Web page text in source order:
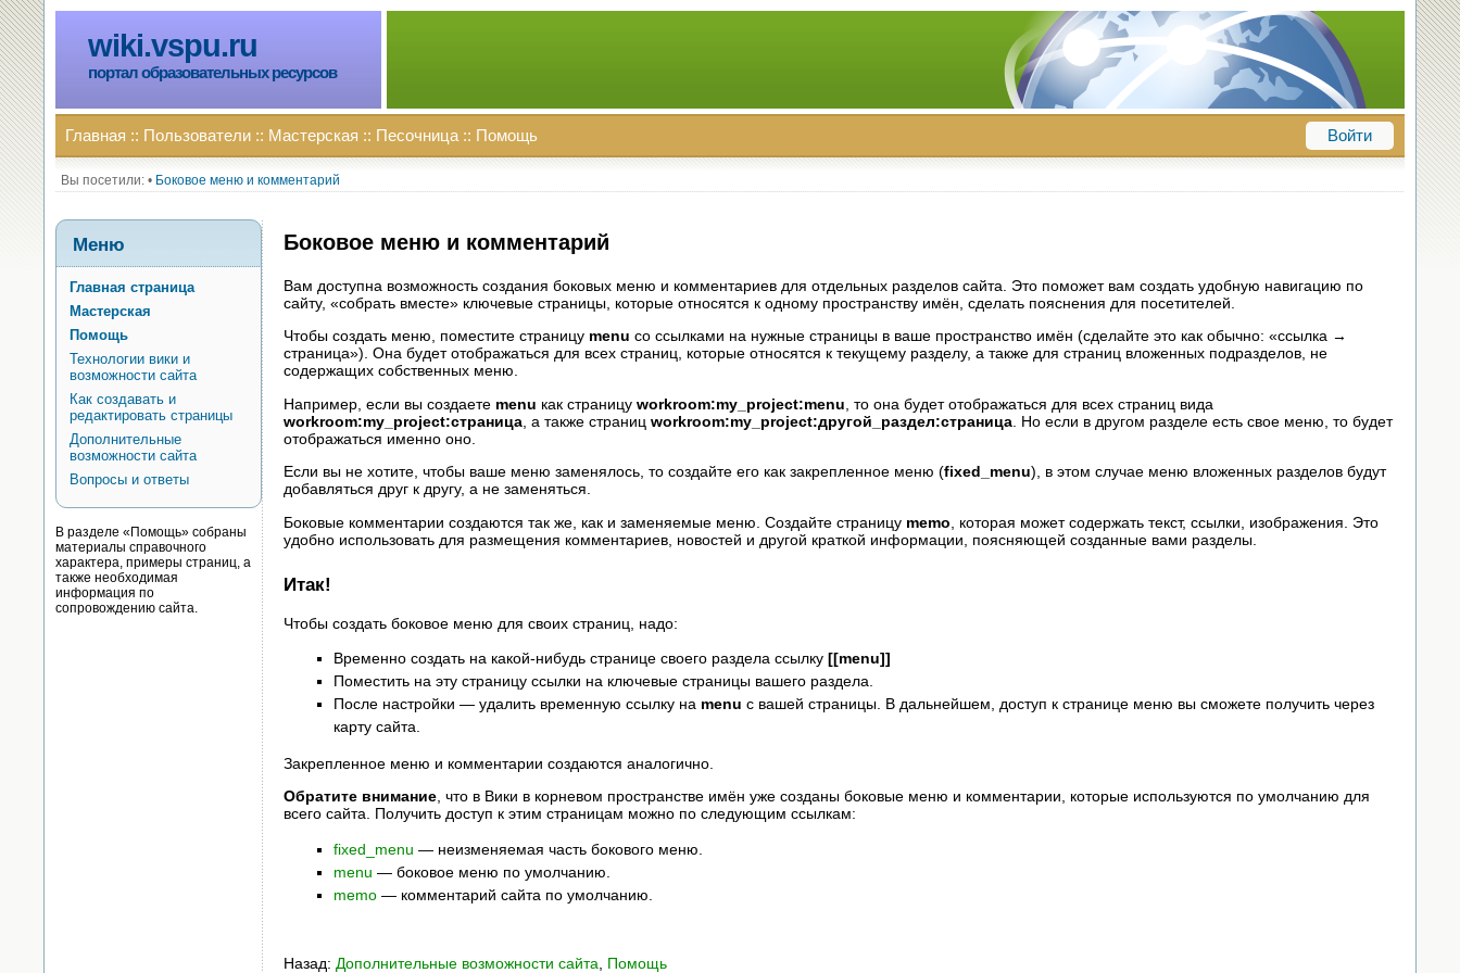
wiki.vspu.ru
портал образовательных ресурсов
Главная :: Пользователи :: Мастерская :: Песочница :: Помощь Войти
Вы посетили: • Боковое меню и комментарий
Боковое меню и комментарий
Вам доступна возможность создания боковых меню и комментариев для отдельных разделов сайта. Это поможет вам создать удобную навигацию по
сайту, «собрать вместе» ключевые страницы, которые относятся к одному пространству имён, сделать пояснения для посетителей.
Чтобы создать меню, поместите страницу menu со ссылками на нужные страницы в ваше пространство имён (сделайте это как обычно: «ссылка →
страница»). Она будет отображаться для всех страниц, которые относятся к текущему разделу, а также для страниц вложенных подразделов, не
содержащих собственных меню.
Например, если вы создаете menu как страницуworkroom:my_project:menu , то она будет отображаться для всех страниц вида
workroom:my_project:страница , а также страницworkroom:my_project:другой_раздел:страница . Но если в другом разделе есть свое меню, то будет
отображаться именно оно.
Если вы не хотите, чтобы ваше меню заменялось, то создайте его как закрепленное меню (fixed_menu), в этом случае меню вложенных разделов будут
добавляться друг к другу, а не заменяться.
Боковые комментарии создаются так же, как и заменяемые меню. Создайте страницу memo , которая может содержать текст, ссылки, изображения. Это
удобно использовать для размещения комментариев, новостей и другой краткой информации, поясняющей созданные вами разделы.
Итак!
Чтобы создать боковое меню для своих страниц, надо:
Временно создать на какой-нибудь странице своего раздела ссылку[[menu]]
Поместить на эту страницу ссылки на ключевые страницы вашего раздела.
После настройки — удалить временную ссылку на menu с вашей страницы. В дальнейшем, доступ к странице меню вы сможете получить через
карту сайта.
Закрепленное меню и комментарии создаются аналогично.
Обратите внимание , что в Вики в корневом пространстве имён уже созданы боковые меню и комментарии, которые используются по умолчанию для
всего сайта. Получить доступ к этим страницам можно по следующим ссылкам:
fixed_menu — неизменяемая часть бокового меню.
menu — боковое меню по умолчанию.
memo — комментарий сайта по умолчанию.
Назад:Дополнительные возможности сайта, Помощь
Меню
Главная страница
Мастерская
Помощь
Технологии вики и
возможности сайта
Как создавать и
редактировать страницы
Дополнительные
возможности сайта
Вопросы и ответы
В разделе «Помощь» собраны
материалы справочного
характера, примеры страниц, а
также необходимая
информация по
сопровождению сайта.